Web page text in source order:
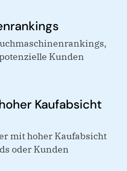
Kunden
Kaufabsicht
mit hoher Kaufabsicht
oder Kunden